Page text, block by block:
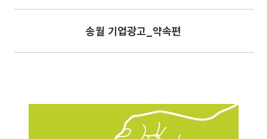
송월 기업광고_약속편